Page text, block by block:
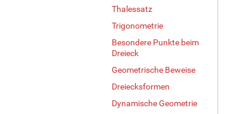
Thalessatz
Trigonometrie
Besondere Punkte beim
Dreieck
Geometrische Beweise
Dreiecksformen
Dynamische Geometrie